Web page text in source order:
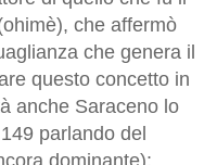
che affermò
che genera il
questo concetto in
anche Saraceno lo
parlando del
dominante):